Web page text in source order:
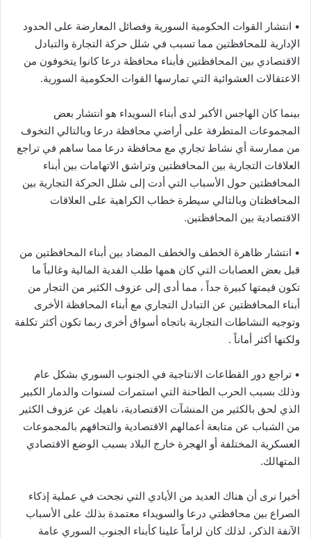
• انتشار القوات الحكومية السورية وفصائل المعارضة على الحدود
الإدارية للمحافظتين مما تسبب في شلل حركة التجارة والتبادل
الاقتصادي بين المحافظتين فأبناء محافظة درعا كانوا يتخوفون من
الاعتقالات العشوائية التي تمارسها القوات الحكومية السورية.
بينما كان الهاجس الأكبر لدى أبناء السويداء هو انتشار بعض
المجموعات المتطرفة على أراضي محافظة درعا وبالتالي التخوف
من ممارسة أي نشاط تجاري مع محافظة درعا مما ساهم في تراجع
العلاقات التجارية بين المحافظتين وتراشق الاتهامات بين أبناء
المحافظتين حول الأسباب التي أدت إلى شلل الحركة التجارية بين
المحافظتان وبالتالي سيطرة خطاب الكراهية على العلاقات
الاقتصادية بين المحافظتين.
• انتشار ظاهرة الخطف والخطف المضاد بين أبناء المحافظتين من
قبل بعض العصابات التي كان همها طلب الفدية المالية وغالباً ما
تكون قيمتها كبيرة جداً ، مما أدى إلى عزوف الكثير من التجار من
أبناء المحافظتين عن التبادل التجاري مع أبناء المحافظة الأخرى
وتوجيه النشاطات التجارية باتجاه أسواق أخرى ربما تكون أكثر تكلفة
ولكنها أكثر أماناً .
• تراجع دور القطاعات الانتاجية في الجنوب السوري بشكل عام
وذلك بسبب الحرب الطاحنة التي استمرات لسنوات والدمار الكبير
الذي لحق بالكثير من المنشآت الاقتصادية، ناهيك عن عزوف الكثير
من الشباب عن متابعة أعمالهم الاقتصادية والتحاقهم بالمجموعات
العسكرية المختلفة أو الهجرة خارج البلاد بسبب الوضع الاقتصادي
المتهالك.
أخيرا نرى أن هناك العديد من الأيادي التي نجحت في عملية إذكاء
الصراع بين محافظتي درعا والسويداء معتمدة بذلك على الأسباب
الآنفة الذكر، لذلك كان لزاماً علينا كأبناء الجنوب السوري عامة